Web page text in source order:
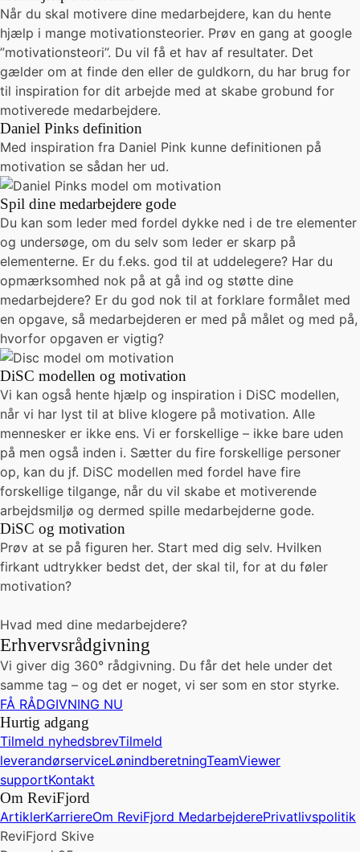
Når du skal motivere dine medarbejdere, kan du hente
hjælp i mange motivationsteorier. Prøv en gang at google
”motivationsteori”. Du vil få et hav af resultater. Det
gælder om at finde den eller de guldkorn, du har brug for
til inspiration for dit arbejde med at skabe grobund for
motiverede medarbejdere.
Daniel Pinks definition
Med inspiration fra Daniel Pink kunne definitionen på
motivation se sådan her ud.
Spil dine medarbejdere gode
Du kan som leder med fordel dykke ned i de tre elementer
og undersøge, om du selv som leder er skarp på
elementerne. Er du f.eks. god til at uddelegere? Har du
opmærksomhed nok på at gå ind og støtte dine
medarbejdere? Er du god nok til at forklare formålet med
en opgave, så medarbejderen er med på målet og med på,
hvorfor opgaven er vigtig?
DiSC modellen og motivation
Vi kan også hente hjælp og inspiration i DiSC modellen,
når vi har lyst til at blive klogere på motivation. Alle
mennesker er ikke ens. Vi er forskellige – ikke bare uden
på men også inden i. Sætter du fire forskellige personer
op, kan du jf. DiSC modellen med fordel have fire
forskellige tilgange, når du vil skabe et motiverende
arbejdsmiljø og dermed spille medarbejderne gode.
DiSC og motivation
Prøv at se på figuren her. Start med dig selv. Hvilken
firkant udtrykker bedst det, der skal til, for at du føler
motivation?
Hvad med dine medarbejdere?
Erhvervsrådgivning
Vi giver dig 360° rådgivning. Du får det hele under det
samme tag – og det er noget, vi ser som en stor styrke.
FÅ RÅDGIVNING NU
Hurtig adgang
Tilmeld nyhedsbrevTilmeld
leverandørserviceLønindberetningTeamViewer
supportKontakt
Om ReviFjord
ArtiklerKarriereOm ReviFjord MedarbejderePrivatlivspolitik
ReviFjord Skive